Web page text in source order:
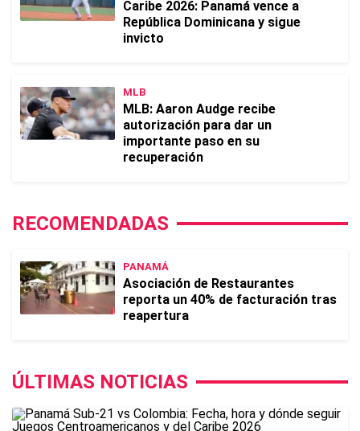
Caribe 2026: Panamá vence a
República Dominicana y sigue
invicto
MLB
MLB: Aaron Audge recibe
autorización para dar un
importante paso en su
recuperación
RECOMENDADAS
PANAMÁ
Asociación de Restaurantes
reporta un 40% de facturación tras
reapertura
ÚLTIMAS NOTICIAS